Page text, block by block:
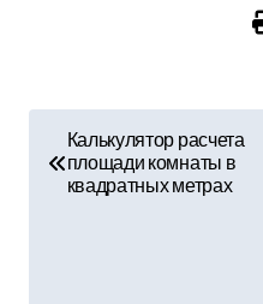
Калькулятор расчета
площади комнаты в
квадратных метрах